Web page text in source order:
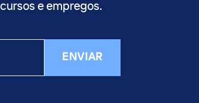
e empregos.
ENVIAR